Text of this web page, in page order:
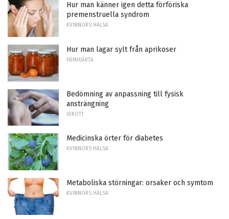
Hur man känner igen detta förföriska
premenstruella syndrom
KVINNORS HÄLSA
Hur man lagar sylt från aprikoser
HEMHJÄRTA
Bedömning av anpassning till fysisk
ansträngning
IDROTT
Medicinska örter för diabetes
KVINNORS HÄLSA
Metaboliska störningar: orsaker och symtom
KVINNORS HÄLSA